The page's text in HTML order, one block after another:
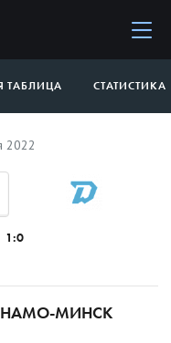
ТАБЛИЦА СТАТИСТИКА
2022
1:0
МИНСК